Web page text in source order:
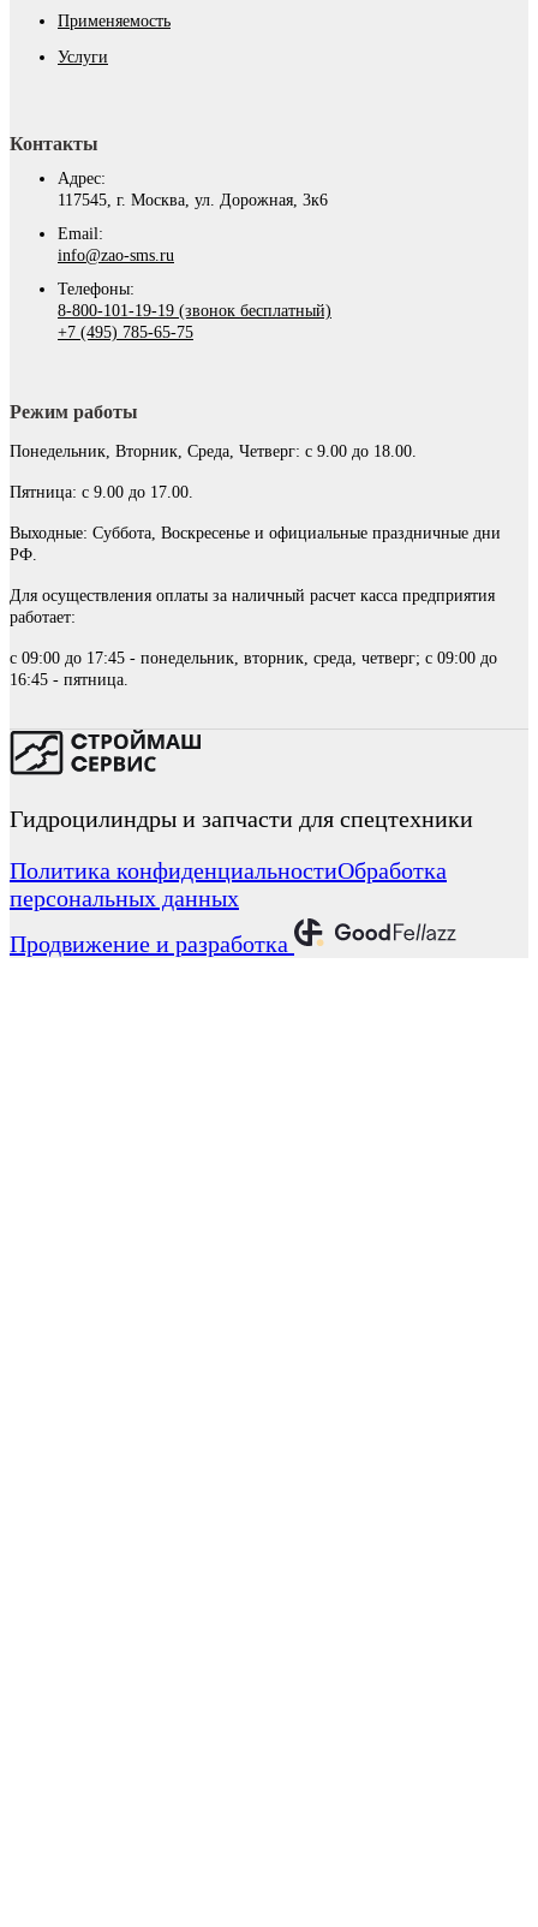
Применяемость
Услуги
Контакты
Адрес:
117545, г. Москва, ул. Дорожная, 3к6
Email:
info@zao-sms.ru
Телефоны:
8-800-101-19-19 (звонок бесплатный)
+7 (495) 785-65-75
Режим работы
Понедельник, Вторник, Среда, Четверг: с 9.00 до 18.00.
Пятница: с 9.00 до 17.00.
Выходные: Суббота, Воскресенье и официальные праздничные дни
РФ.
Для осуществления оплаты за наличный расчет касса предприятия
работает:
с 09:00 до 17:45 - понедельник, вторник, среда, четверг; с 09:00 до
16:45 - пятница.
Гидроцилиндры и запчасти для спецтехники
Политика конфиденциальностиОбработка
персональных данных
Продвижение и разработка